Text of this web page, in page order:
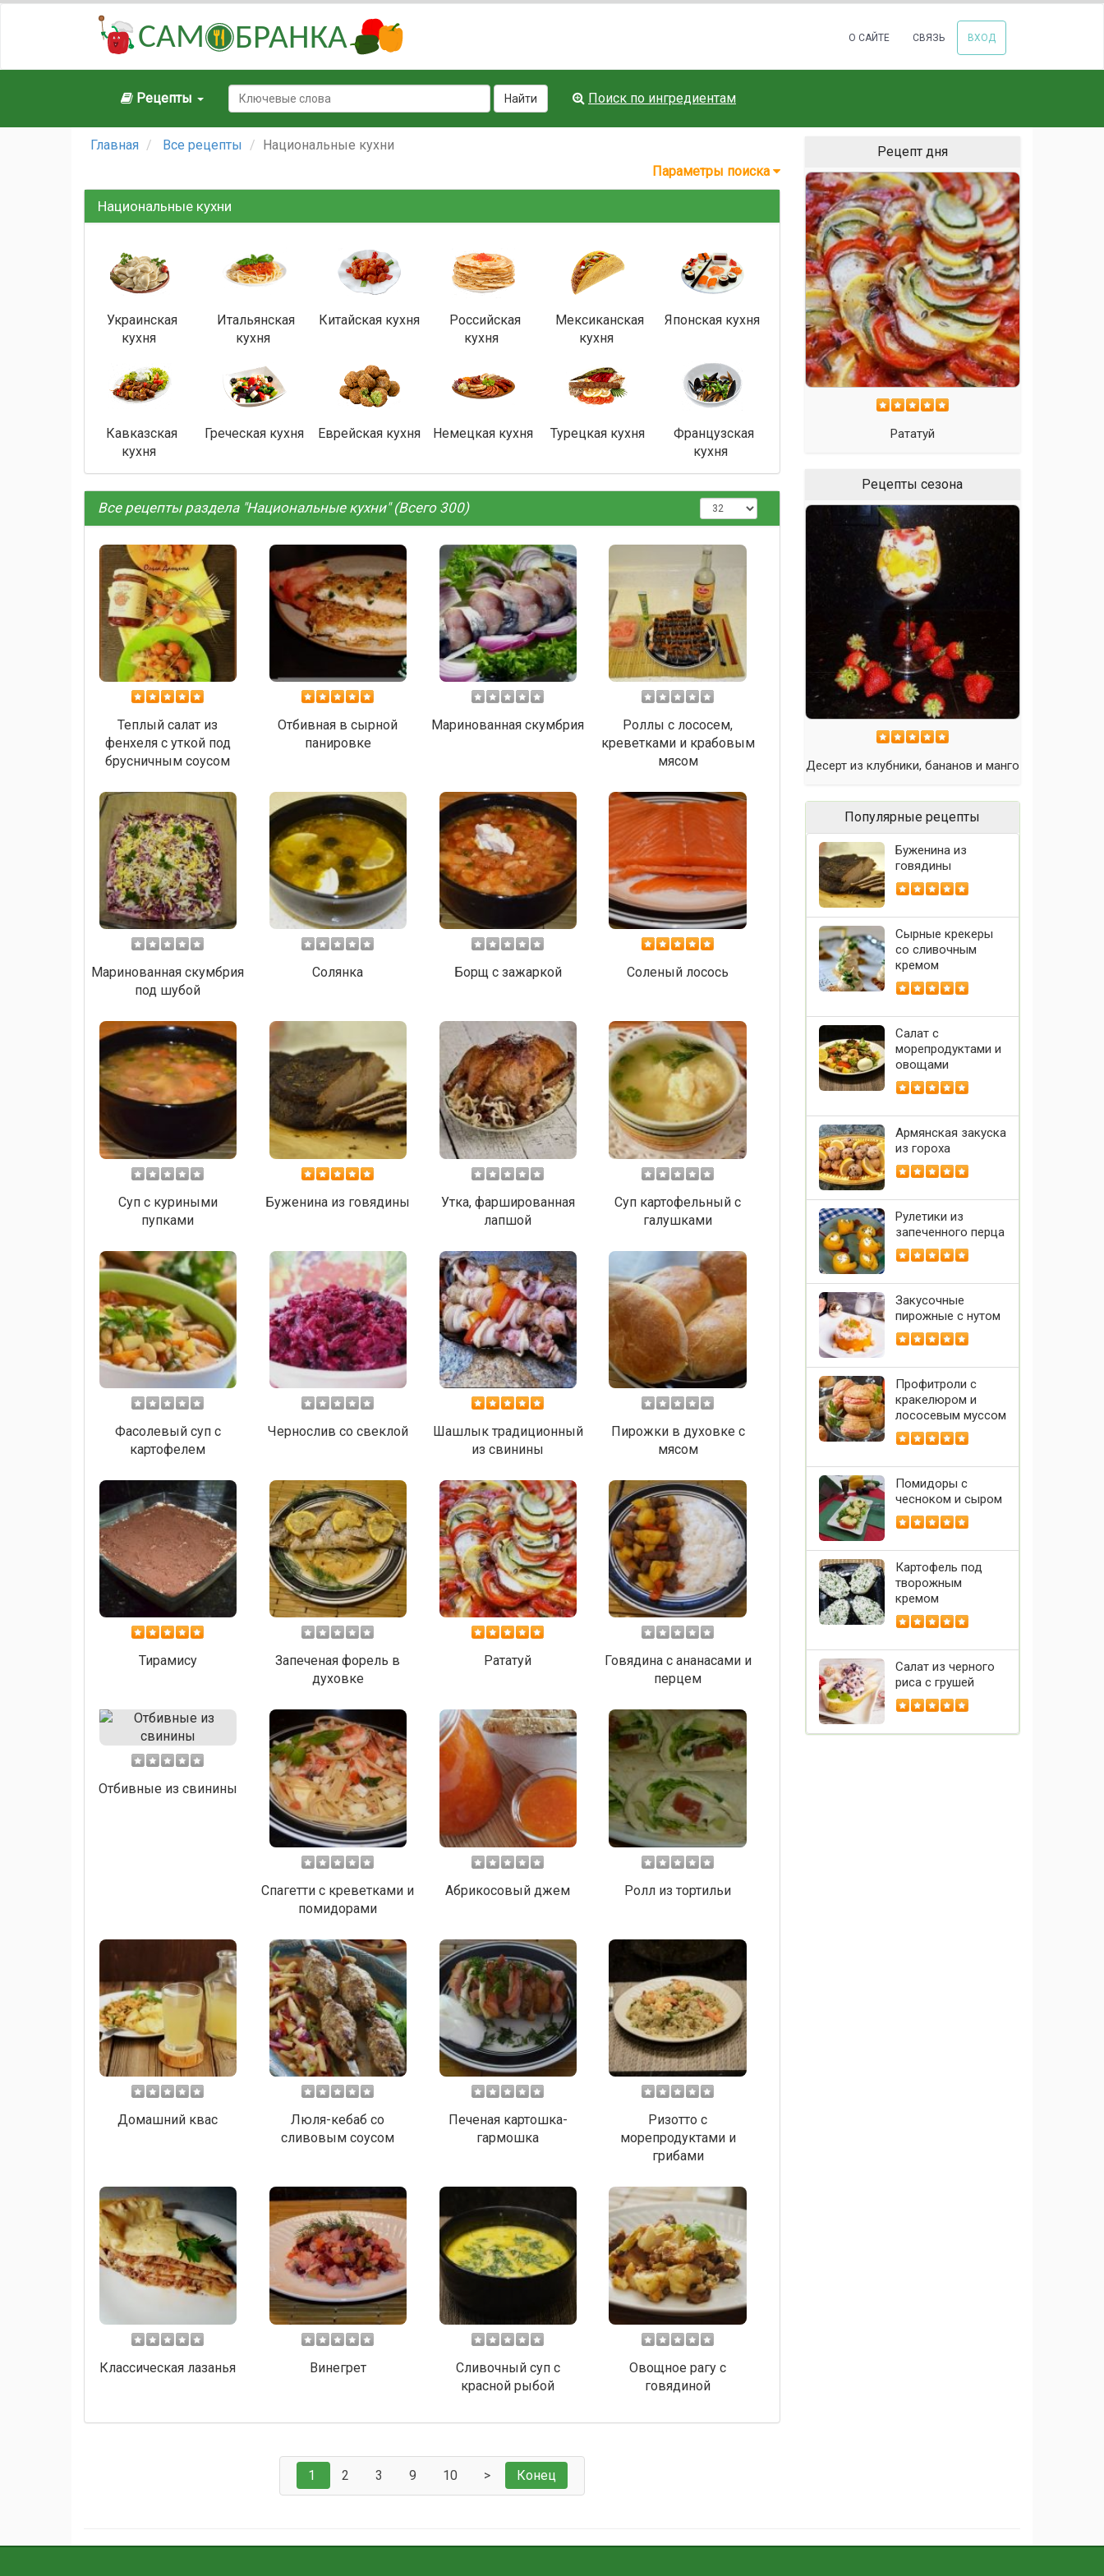
БРАНКА
САМ О САЙТЕ СВЯЗЬ ВХОД
Рецепты Найти Поиск по ингредиентам
Главная Все рецепты
Национальные кухни
Параметры поиска
Национальные кухни
Украинская
кухня
Итальянская
кухня
Китайская кухня
Российская
кухня
Мексиканская
кухня
Японская кухня
Кавказская
кухня
Греческая кухня Еврейская кухня Немецкая кухня Турецкая кухня
Французская
кухня
Все рецепты раздела "Национальные кухни" (Всего 300)
Теплый салат из
фенхеля с уткой под
брусничным соусом
Отбивная в сырной
панировке
Маринованная скумбрия
Роллы с лососем,
креветками и крабовым
мясом
Маринованная скумбрия
под шубой
Солянка Борщ с зажаркой Соленый лосось
Суп с куриными
пупками
Буженина из говядины
Утка, фаршированная
лапшой
Суп картофельный с
галушками
Фасолевый суп с
картофелем
Чернослив со свеклой
Шашлык традиционный
из свинины
Пирожки в духовке с
мясом
Тирамису
Запеченая форель в
духовке
Рататуй
Говядина с ананасами и
перцем
Отбивные из свинины
Спагетти с креветками и
помидорами
Абрикосовый джем Ролл из тортильи
Домашний квас
Люля-кебаб со
сливовым соусом
Печеная картошка-
гармошка
Ризотто с
морепродуктами и
грибами
Классическая лазанья Винегрет
Сливочный суп с
красной рыбой
Овощное рагу с
говядиной
1 2 3 9 10 > Конец
Рецепт дня
Рататуй
Рецепты сезона
Десерт из клубники, бананов и манго
Популярные рецепты
Буженина из
говядины
Сырные крекеры
со сливочным
кремом
Салат с
морепродуктами и
овощами
Армянская закуска
из гороха
Рулетики из
запеченного перца
Закусочные
пирожные с нутом
Профитроли с
кракелюром и
лососевым муссом
Помидоры с
чесноком и сыром
Картофель под
творожным
кремом
Салат из черного
риса с грушей